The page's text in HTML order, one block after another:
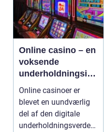
Online casino – en
voksende
underholdningsind
ustri
Online casinoer er
blevet en uundværlig
del af den digitale
underholdningsverden.